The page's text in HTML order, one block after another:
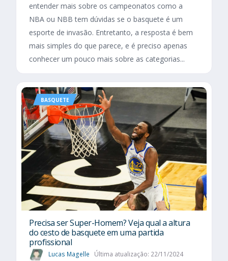
entender mais sobre os campeonatos como a
NBA ou NBB tem dúvidas se o basquete é um
esporte de invasão. Entretanto, a resposta é bem
mais simples do que parece, e é preciso apenas
conhecer um pouco mais sobre as categorias...
BASQUETE
Precisa ser Super-Homem? Veja qual a altura
do cesto de basquete em uma partida
profissional
Lucas Magelle Última atualização: 22/11/2024